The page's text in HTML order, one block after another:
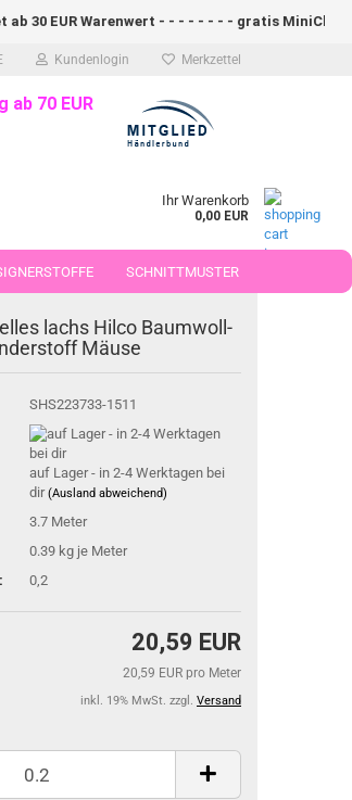
Kundenlogin Merkzettel
EUR Warenwert - - - - - - - - gratis
70 EUR
Ihr Warenkorb
0,00 EUR
SCHNITTMUSTER
lachs Hilco Baumwoll-
Mäuse
SHS223733-1511
auf Lager - in 2-4 Werktagen bei
dir(Ausland abweichend)
3.7 Meter
0.39 kg je Meter
0,2
20,59 EUR
20,59 EUR pro Meter
inkl. 19% MwSt. zzgl. Versand